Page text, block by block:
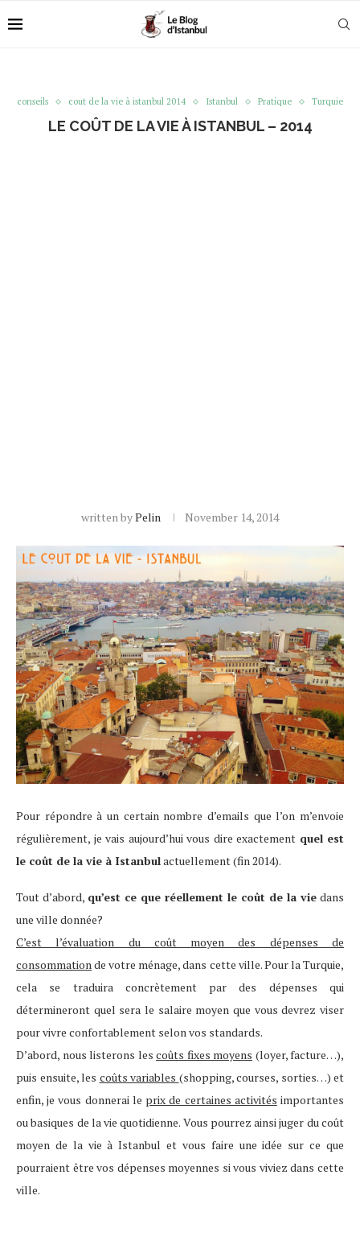
conseils cout de la vie à istanbul 2014 Istanbul Pratique Turquie
LE COÛT DE LA VIE À ISTANBUL – 2014
written byPelin November 14, 2014
Pour répondre à un certain nombre d’emails que l’on m’envoie
régulièrement, je vais aujourd’hui vous dire exactement quel est
le coût de la vie à Istanbulactuellement (fin 2014).
Tout d’abord, qu’est ce que réellement le coût de la vie dans
une ville donnée?
C’est l’évaluation du coût moyen des dépenses de
consommation de votre ménage, dans cette ville. Pour la Turquie,
cela se traduira concrètement par des dépenses qui
détermineront quel sera le salaire moyen que vous devrez viser
pour vivre confortablement selon vos standards.
D’abord, nous listerons les coûts fixes moyens (loyer, facture…),
puis ensuite, les coûts variables (shopping, courses, sorties…) et
enfin, je vous donnerai le prix de certaines activités importantes
ou basiques de la vie quotidienne. Vous pourrez ainsi juger du coût
moyen de la vie à Istanbul et vous faire une idée sur ce que
pourraient être vos dépenses moyennes si vous viviez dans cette
ville.